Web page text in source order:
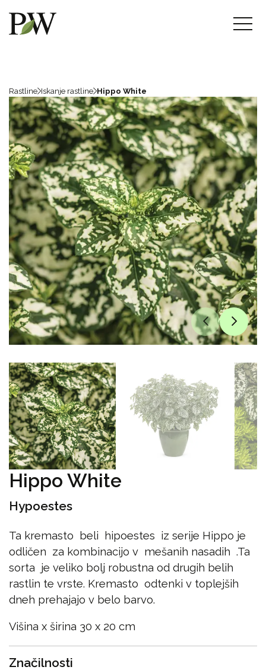
Rastline Iskanje rastline Hippo White
Hippo White
Hypoestes
Ta kremasto beli hipoestes iz serije Hippo je
odličen za kombinacijo v mešanih nasadih .Ta
sorta je veliko bolj robustna od drugih belih
rastlin te vrste. Kremasto odtenki v toplejših
dneh prehajajo v belo barvo.
Višina x širina 30 x 20 cm
Značilnosti